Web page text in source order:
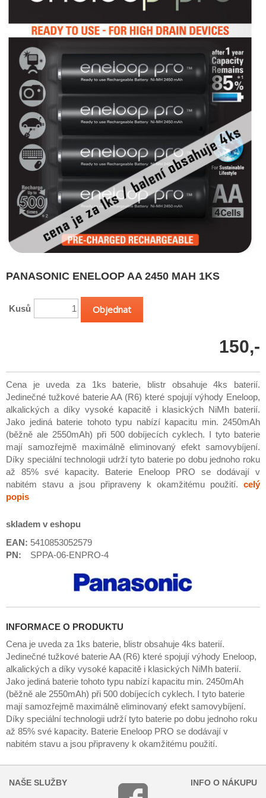
PANASONIC ENELOOP AA 2450 MAH 1KS
Kusů
150,-
Cena je uveda za 1ks baterie, blistr obsahuje 4ks baterií.
Jedinečné tužkové baterie AA (R6) které spojují výhody Eneloop,
alkalických a díky vysoké kapacitě i klasických NiMh baterií.
Jako jediná baterie tohoto typu nabízí kapacitu min. 2450mAh
(běžně ale 2550mAh) při 500 dobíjecích cyklech. I tyto baterie
mají samozřejmě maximálně eliminovaný efekt samovybíjení.
Díky speciální technologii udrží tyto baterie po dobu jednoho roku
až 85% své kapacity. Baterie Eneloop PRO se dodávají v
nabitém stavu a jsou připraveny k okamžitému použití. celý
popis
skladem v eshopu
EAN: 5410853052579
PN:
SPPA-06-ENPRO-4
INFORMACE O PRODUKTU
Cena je uveda za 1ks baterie, blistr obsahuje 4ks baterií.
Jedinečné tužkové baterie AA (R6) které spojují výhody Eneloop,
alkalických a díky vysoké kapacitě i klasických NiMh baterií.
Jako jediná baterie tohoto typu nabízí kapacitu min. 2450mAh
(běžně ale 2550mAh) při 500 dobíjecích cyklech. I tyto baterie
mají samozřejmě maximálně eliminovaný efekt samovybíjení.
Díky speciální technologii udrží tyto baterie po dobu jednoho roku
až 85% své kapacity. Baterie Eneloop PRO se dodávají v
nabitém stavu a jsou připraveny k okamžitému použití.
NAŠE SLUŽBY INFO O NÁKUPU